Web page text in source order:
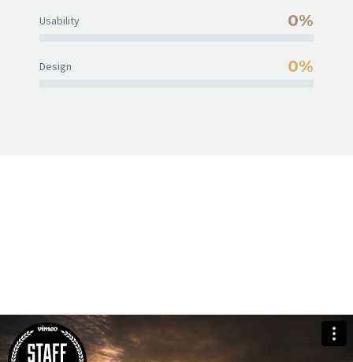
Usability 0%
Design 0%